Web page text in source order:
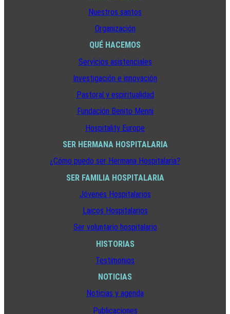
Nuestros santos
Organización
QUÉ HACEMOS
Servicios asistenciales
Investigación e innovación
Pastoral y espiritualidad
Fundación Benito Menni
Hospitality Europe
SER HERMANA HOSPITALARIA
¿Cómo puedo ser Hermana Hospitalaria?
SER FAMILIA HOSPITALARIA
Jóvenes Hospitalarios
Laicos Hospitalarios
Ser voluntario hospitalario
HISTORIAS
Testimonios
NOTICIAS
Noticias y agenda
Publicaciones